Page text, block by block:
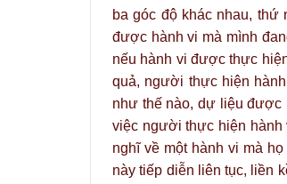
ba góc độ khác nhau,
được hành vi mà mình
nếu hành vi được thực
quả, người thực hiện
như thế nào, dự liệu được
việc người thực hiện hành
nghĩ về một hành vi mà
này tiếp diễn liên tục, liền